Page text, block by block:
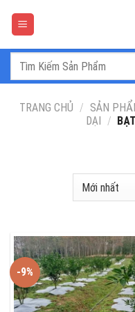
Tìm
TRANG CHỦ / SẢN
DẠI /
-9%